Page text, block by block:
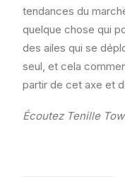
tendances du
quelque chose qui
des ailes qui se
seul, et cela
partir de cet axe et
Écoutez Tenille